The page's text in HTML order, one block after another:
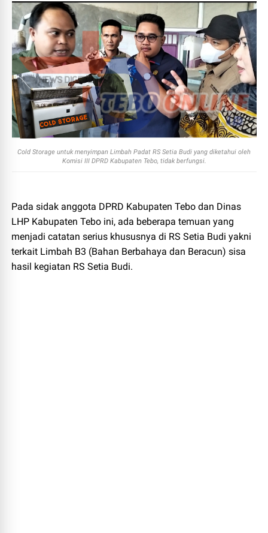
Cold Storage untuk menyimpan Limbah Padat RS Setia Budi yang diketahui oleh
Komisi III DPRD Kabupaten Tebo, tidak berfungsi.
Pada sidak anggota DPRD Kabupaten Tebo dan Dinas
LHP Kabupaten Tebo ini, ada beberapa temuan yang
menjadi catatan serius khususnya di RS Setia Budi yakni
terkait Limbah B3 (Bahan Berbahaya dan Beracun) sisa
hasil kegiatan RS Setia Budi.